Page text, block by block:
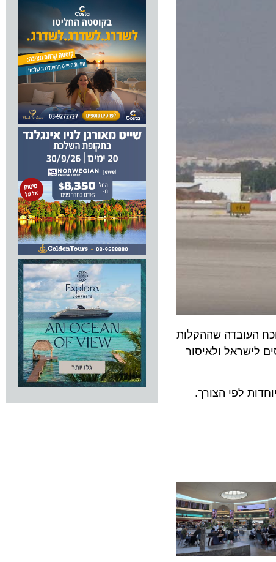
כי היא נאלצת שוב להאריך את הפסקת הטיסות עד ה-30 במאי 2020, נוכח העובדה שההקלות
לישראל ולאיסור
לפי הצורך.